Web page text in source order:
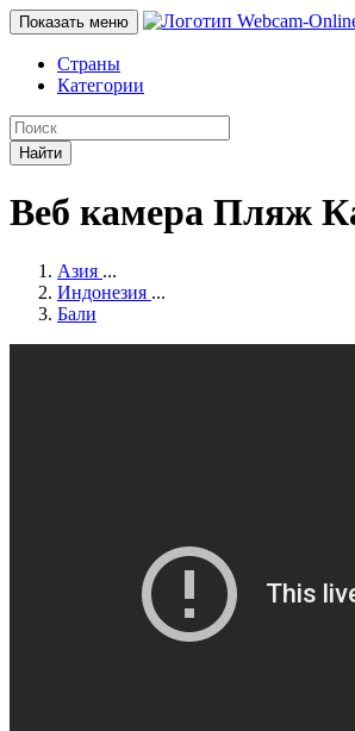
Показать меню
Страны
Категории
Найти
Веб камера Пляж
Азия ...
Индонезия ...
Бали